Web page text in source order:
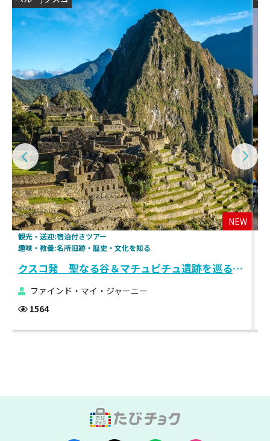
NEW
観光・送迎:宿泊付きツアー
趣味・教養:名所旧跡・歴史・文化を知る
クスコ発 聖なる谷＆マチュピチュ遺跡を巡る2泊3日
ファインド・マイ・ジャーニー
1564